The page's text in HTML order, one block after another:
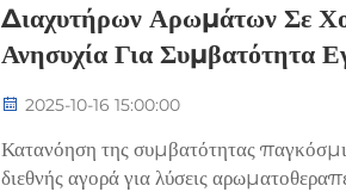
Διαχυτήρων Αρωμάτων Σε
Ανησυχία Για Συμβατότητα
2025-10-16 15:00:00
Κατανόηση της συμβατότητας
διεθνής αγορά για λύσεις